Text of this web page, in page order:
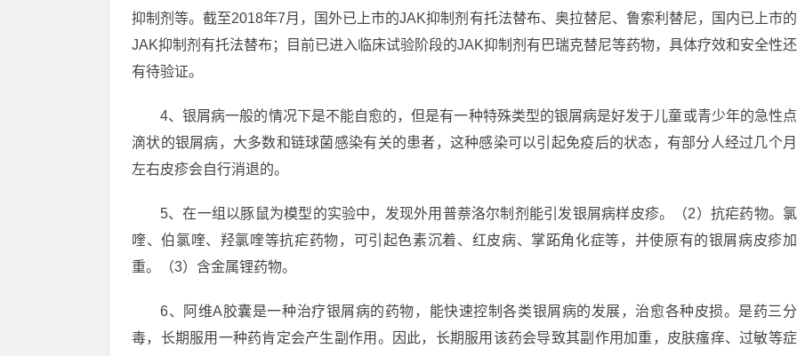
抑制剂等。截至2018年7月，国外已上市的JAK抑制剂有托法替布、奥拉替尼、鲁索利替尼，国内已上市的
JAK抑制剂有托法替布；目前已进入临床试验阶段的JAK抑制剂有巴瑞克替尼等药物，具体疗效和安全性还
有待验证。
4、银屑病一般的情况下是不能自愈的，但是有一种特殊类型的银屑病是好发于儿童或青少年的急性点
滴状的银屑病，大多数和链球菌感染有关的患者，这种感染可以引起免疫后的状态，有部分人经过几个月
左右皮疹会自行消退的。
5、在一组以豚鼠为模型的实验中，发现外用普萘洛尔制剂能引发银屑病样皮疹。（2）抗疟药物。氯
喹、伯氯喹、羟氯喹等抗疟药物，可引起色素沉着、红皮病、掌跖角化症等，并使原有的银屑病皮疹加
重。（3）含金属锂药物。
6、阿维A胶囊是一种治疗银屑病的药物，能快速控制各类银屑病的发展，治愈各种皮损。是药三分
毒，长期服用一种药肯定会产生副作用。因此，长期服用该药会导致其副作用加重，皮肤瘙痒、过敏等症